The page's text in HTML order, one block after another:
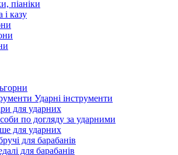
піаніки
казу
Ударні інструменти
для ударних
по догляду за ударними
для ударних
для барабанів
для барабанів